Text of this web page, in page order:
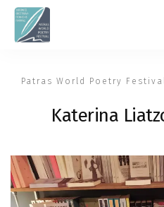
Patras World Poetry
Katerina